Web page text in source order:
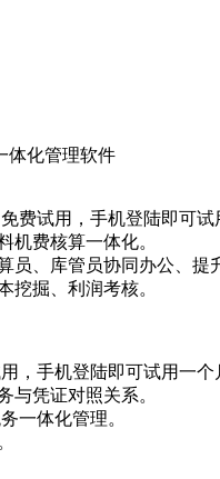
体化管理软件
费试用，手机登陆即可试
机费核算一体化。
、库管员协同办公、提
挖掘、利润考核。
，手机登陆即可试用一个
与凭证对照关系。
一体化管理。